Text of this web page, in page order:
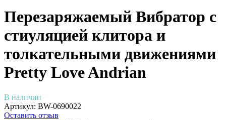
Перезаряжаемый Вибратор с
стиуляцией клитора и
толкательными движениями
Pretty Love Andrian
В наличии
Артикул: BW-0690022
Оставить отзыв